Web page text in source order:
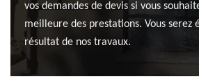
vos demandes de devis si vous
meilleure des prestations. Vous serez
résultat de nos travaux.